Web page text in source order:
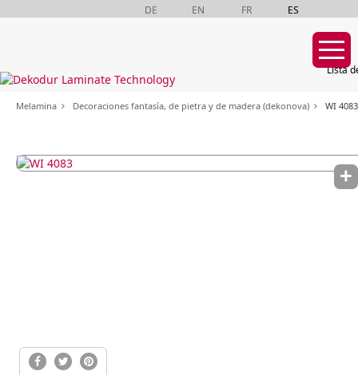
DE EN FR ES
Lista
navegación
Melamina Decoraciones fantasía, de pietra y de madera (dekonova) WI 4083